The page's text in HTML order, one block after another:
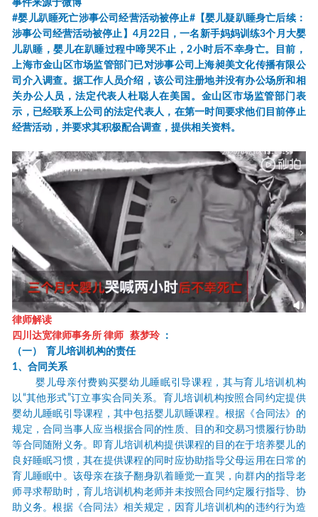
事件来源于微博
#婴儿趴睡死亡涉事公司经营活动被停止#【婴儿疑趴睡身亡后续：
涉事公司经营活动被停止】 4月22日，一名新手妈妈训练3个月大婴
儿趴睡，婴儿在趴睡过程中啼哭不止，2小时后不幸身亡。目前，
上海市金山区市场监管部门已对涉事公司上海昶美文化传播有限公
司介入调查。据工作人员介绍，该公司注册地并没有办公场所和相
关办公人员，法定代表人杜聪人在美国。金山区市场监管部门表
示，已经联系上公司的法定代表人，在第一时间要求他们目前停止
经营活动，并要求其积极配合调查，提供相关资料。
律师解读
四川达宽律师事务所 律师 蔡梦玲 ：
（一）
育儿培训机构的责任
1、合同关系
婴儿母亲付费购买婴幼儿睡眠引导课程，其与育儿培训机构
以 “其他形式”订立事实合同关系。育儿培训机构按照合同约定提供
婴幼儿睡眠引导课程，其中包括婴儿趴睡课程。根据《合同法》的
规定，合同当事人应当根据合同的性质、目的和交易习惯履行协助
等合同随附义务。即育儿培训机构提供课程的目的在于培养婴儿的
良好睡眠习惯，其在提供课程的同时应协助指导父母运用在日常的
育儿睡眠中。该母亲在孩子翻身趴着睡觉一直哭，向群内的指导老
师寻求帮助时，育儿培训机构老师并未按照合同约定履行指导、协
助义务。根据《合同法》相关规定，因育儿培训机构的违约行为造